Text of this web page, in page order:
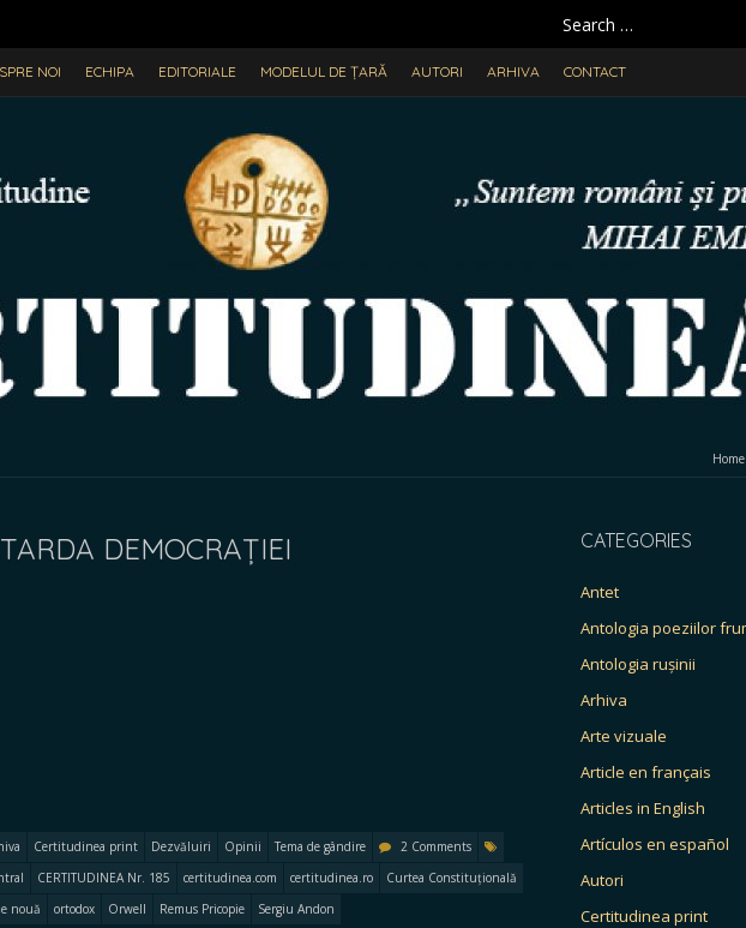
Search
for:
NOI ECHIPA EDITORIALE MODELUL DE ȚARĂ AUTORI ARHIVA CONTACT
Home
DEMOCRAȚIEI
Certitudinea print Dezvăluiri Opinii Tema de gândire
2 Comments
CERTITUDINEA Nr. 185 certitudinea.com certitudinea.ro
Curtea Constituțională
nouă ortodox Orwell Remus Pricopie Sergiu Andon
CATEGORIES
Antet
Antologia poeziilor
Antologia rușinii
Arhiva
Arte vizuale
Article en français
Articles in English
Artículos en español
Autori
Certitudinea print